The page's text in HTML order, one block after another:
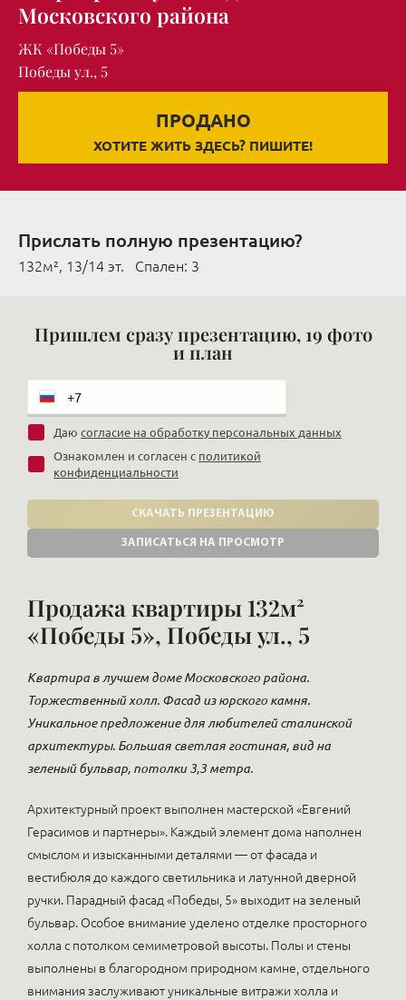
Московского района
ЖК «Победы 5»
Победы ул., 5
ПРОДАНО
ХОТИТЕ ЖИТЬ ЗДЕСЬ? ПИШИТЕ!
Прислать полную презентацию?
132м², 13/14 эт. Cпален: 3
Пришлем сразу презентацию, 19 фото
и план
Даю согласие на обработку персональных данных
Ознакомлен и согласен с политикой
конфиденциальности
СКАЧАТЬ ПРЕЗЕНТАЦИЮ
ЗАПИСАТЬСЯ НА ПРОСМОТР
Продажа квартиры 132м²
«Победы 5», Победы ул., 5
Квартира в лучшем доме Московского района.
Торжественный холл. Фасад из юрского камня.
Уникальное предложение для любителей сталинской
архитектуры. Большая светлая гостиная, вид на
зеленый бульвар, потолки 3,3 метра.
Архитектурный проект выполнен мастерской «Евгений
Герасимов и партнеры». Каждый элемент дома наполнен
смыслом и изысканными деталями — от фасада и
вестибюля до каждого светильника и латунной дверной
ручки. Парадный фасад «Победы, 5» выходит на зеленый
бульвар. Особое внимание уделено отделке просторного
холла с потолком семиметровой высоты. Полы и стены
выполнены в благородном природном камне, отдельного
внимания заслуживают уникальные витражи холла и